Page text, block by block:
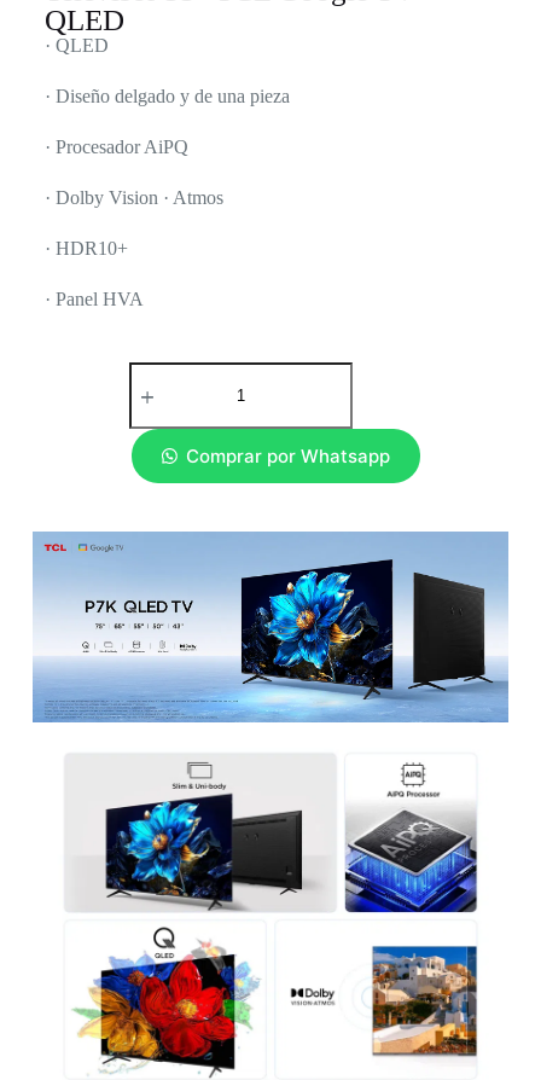
QLED
· QLED
· Diseño delgado y de una pieza
· Procesador AiPQ
· Dolby Vision · Atmos
· HDR10+
· Panel HVA
Comprar por Whatsapp